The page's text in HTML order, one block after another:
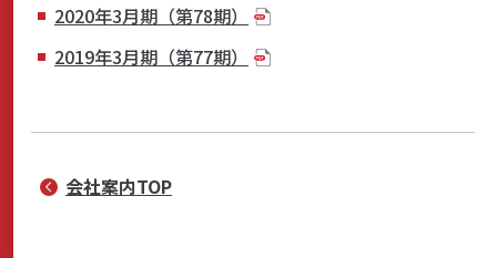
店舗のご案内
サポート・お手続き
2020年3月期（第78期）
2019年3月期（第77期）
会社案内TOP